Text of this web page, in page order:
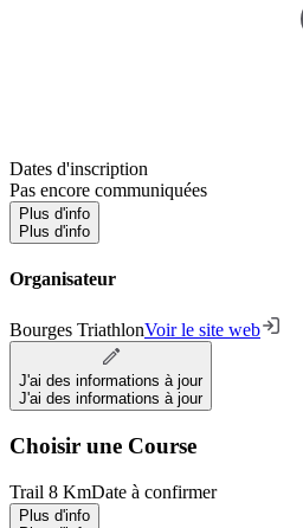
Dates d'inscription
Pas encore communiquées
Plus d'info
Plus d'info
Organisateur
Bourges TriathlonVoir le site web
J'ai des informations à jour
J'ai des informations à jour
Choisir une Course
Trail 8 KmDate à confirmer
Plus d'info